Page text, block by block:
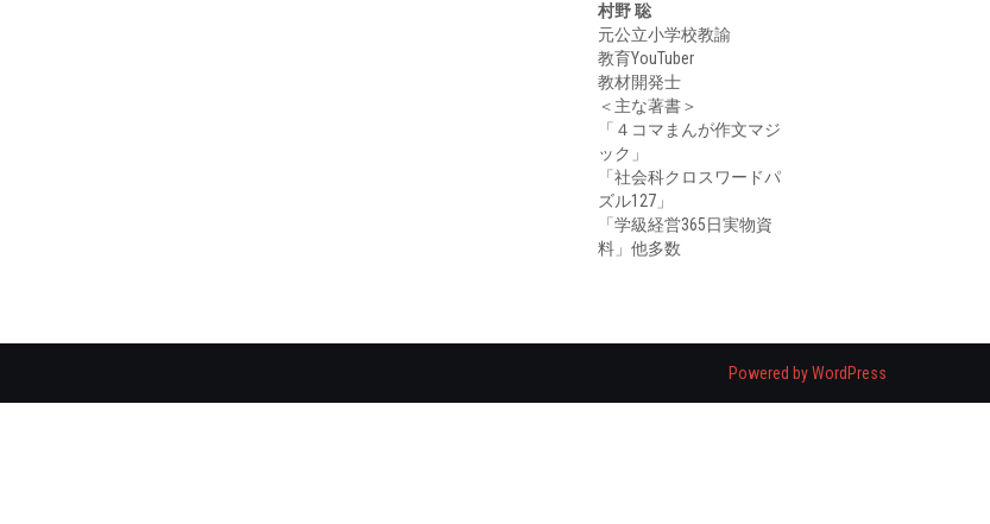
村野 聡
元公立小学校教諭
教育YouTuber
教材開発士
＜主な著書＞
「４コマまんが作文マジ
ック」
「社会科クロスワードパ
ズル127」
「学級経営365日実物資
料」他多数
Powered by WordPress